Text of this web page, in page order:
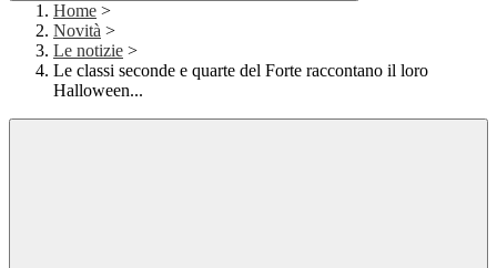
Home >
Novità >
Le notizie >
Le classi seconde e quarte del Forte raccontano il loro
Halloween...